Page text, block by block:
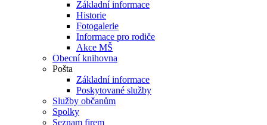
Základní informace
Historie
Fotogalerie
Informace pro rodiče
Akce MŠ
Obecní knihovna
Pošta
Základní informace
Poskytované služby
Služby občanům
Spolky
Seznam firem